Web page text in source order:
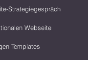
Strategiegespräch
Webseite
Templates